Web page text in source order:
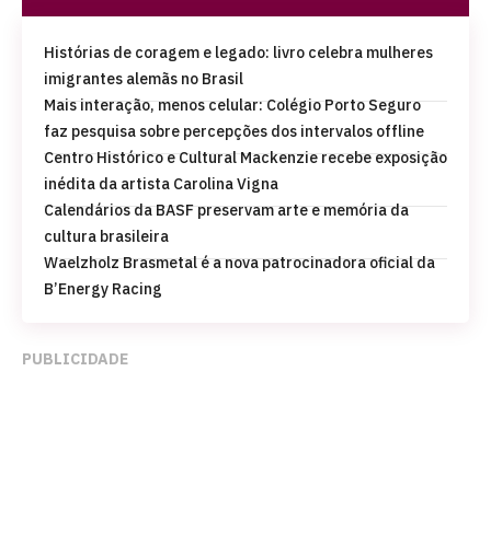
Histórias de coragem e legado: livro celebra mulheres
imigrantes alemãs no Brasil
Mais interação, menos celular: Colégio Porto Seguro
faz pesquisa sobre percepções dos intervalos offline
Centro Histórico e Cultural Mackenzie recebe exposição
inédita da artista Carolina Vigna
Calendários da BASF preservam arte e memória da
cultura brasileira
Waelzholz Brasmetal é a nova patrocinadora oficial da
B’Energy Racing
PUBLICIDADE